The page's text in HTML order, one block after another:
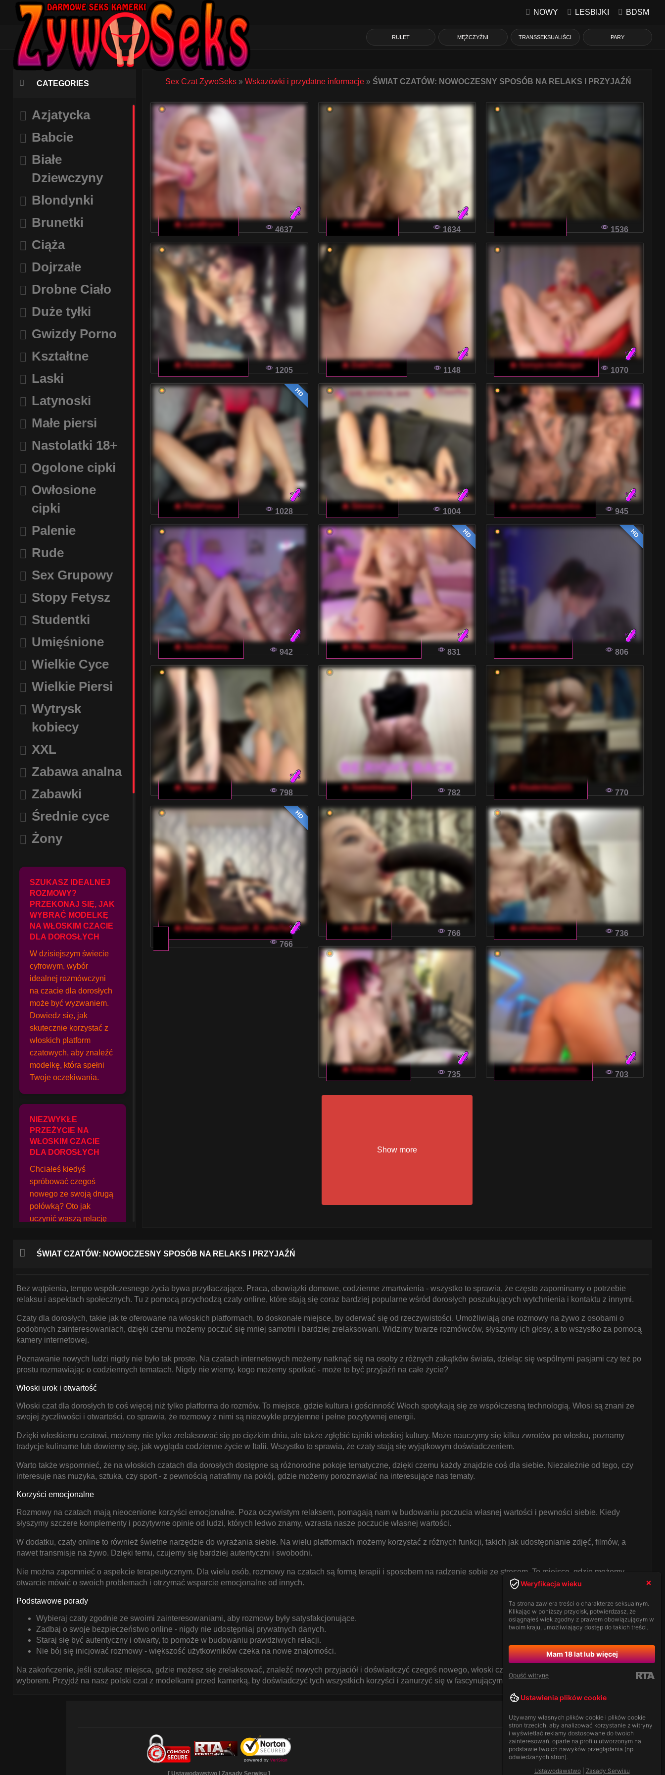
NOWY LESBIJKI BDSM
RULET MĘŻCZYŹNI TRANSSEKSUALIŚCI PARY
CATEGORIES
Azjatycka
Babcie
Białe
Dziewczyny
Blondynki
Brunetki
Ciąża
Dojrzałe
Drobne Ciało
Duże tyłki
Gwizdy Porno
Kształtne
Laski
Latynoski
Małe piersi
Nastolatki 18+
Ogolone cipki
Owłosione
cipki
Palenie
Rude
Sex Grupowy
Stopy Fetysz
Studentki
Umięśnione
Wielkie Cyce
Wielkie Piersi
Wytrysk
kobiecy
XXL
Zabawa analna
Zabawki
Średnie cyce
Żony
SZUKASZ IDEALNEJ
ROZMOWY?
PRZEKONAJ SIĘ, JAK
WYBRAĆ MODELKĘ
NA WŁOSKIM CZACIE
DLA DOROSŁYCH
W dzisiejszym świecie
cyfrowym, wybór
idealnej rozmówczyni
na czacie dla dorosłych
może być wyzwaniem.
Dowiedz się, jak
skutecznie korzystać z
włoskich platform
czatowych, aby znaleźć
modelkę, która spełni
Twoje oczekiwania.
NIEZWYKŁE
PRZEŻYCIE NA
WŁOSKIM CZACIE
DLA DOROSŁYCH
Chciałeś kiedyś
spróbować czegoś
nowego ze swoją drugą
połówką? Oto jak
uczynić waszą relację
włoskiemu czatowi dla
CZAT DLA
DOROSŁYCH
ROZPALĄ KAŻDĄ
ROZMOWĘ?
Włoski czat dla
dorosłych może być
ale jak utrzymać
zainteresowanie
modelki przez dłuższy
czas? Poniżej
wskazówek, jak
zachować dynamikę i
zaangażowanie w
CZAR WŁOSKIEGO
CZATU DLA
DOROSŁYCH
Odkryj, co naprawdę
myślą włoskie modelki o
na czatach dla
dorosłych. Co ich
pociąga, a co odrzuca
rozmów?
Sex Czat ZywoSeks» Wskazówki i przydatne informacje» ŚWIAT CZATÓW: NOWOCZESNY SPOSÓB NA RELAKS I PRZYJAŹŃ
🔥 LaraBrynn
4637
🔥 vattttaaa
1634
🔥 rewuosa
1536
🔥 PickmeBlade
1205
🔥 DablTrable
1148
🔥 Sonya-reallsugar
1070
HD
🔥 PinkFoxya
1028
🔥 Sinner-s
1004
🔥 sashahoneyvice
945
🔥 SexDelivery
942
HD
🔥 Mia_Milasheva
831
HD
🔥 elderberry
806
🔥 Tiger_07
798
🔥 Sweetmeow
782
🔥 Ekaterina2221
770
HD
🔥 AHaHac_HaxpeH_B_yHuTa3
766
🔥 dolly-ll
766
🔥 sexhunters
736
🔥 h3ntai-baby
735
🔥 EvaFashionista
703
Show more
ŚWIAT CZATÓW: NOWOCZESNY SPOSÓB NA RELAKS I PRZYJAŹŃ
Bez wątpienia, tempo współczesnego życia bywa przytłaczające. Praca, obowiązki domowe, codzienne zmartwienia - wszystko to sprawia, że często zapominamy o potrzebie
relaksu i aspektach społecznych. Tu z pomocą przychodzą czaty online, które stają się coraz bardziej popularne wśród dorosłych poszukujących wytchnienia i kontaktu z innymi.
Czaty dla dorosłych, takie jak te oferowane na włoskich platformach, to doskonałe miejsce, by oderwać się od rzeczywistości. Umożliwiają one rozmowy na żywo z osobami o
podobnych zainteresowaniach, dzięki czemu możemy poczuć się mniej samotni i bardziej zrelaksowani. Widzimy twarze rozmówców, słyszymy ich głosy, a to wszystko za pomocą
kamery internetowej.
Poznawanie nowych ludzi nigdy nie było tak proste. Na czatach internetowych możemy natknąć się na osoby z różnych zakątków świata, dzieląc się wspólnymi pasjami czy też po
prostu rozmawiając o codziennych tematach. Nigdy nie wiemy, kogo możemy spotkać - może to być przyjaźń na całe życie?
Włoski urok i otwartość
Włoski czat dla dorosłych to coś więcej niż tylko platforma do rozmów. To miejsce, gdzie kultura i gościnność Włoch spotykają się ze współczesną technologią. Włosi są znani ze
swojej życzliwości i otwartości, co sprawia, że rozmowy z nimi są niezwykle przyjemne i pełne pozytywnej energii.
Dzięki włoskiemu czatowi, możemy nie tylko zrelaksować się po ciężkim dniu, ale także zgłębić tajniki włoskiej kultury. Może nauczymy się kilku zwrotów po włosku, poznamy
tradycje kulinarne lub dowiemy się, jak wygląda codzienne życie w Italii. Wszystko to sprawia, że czaty stają się wyjątkowym doświadczeniem.
Warto także wspomnieć, że na włoskich czatach dla dorosłych dostępne są różnorodne pokoje tematyczne, dzięki czemu każdy znajdzie coś dla siebie. Niezależnie od tego, czy
interesuje nas muzyka, sztuka, czy sport - z pewnością natrafimy na pokój, gdzie możemy porozmawiać na interesujące nas tematy.
Korzyści emocjonalne
Rozmowy na czatach mają nieocenione korzyści emocjonalne. Poza oczywistym relaksem, pomagają nam w budowaniu poczucia własnej wartości i pewności siebie. Kiedy
słyszymy szczere komplementy i pozytywne opinie od ludzi, których ledwo znamy, wzrasta nasze poczucie własnej wartości.
W dodatku, czaty online to również świetne narzędzie do wyrażania siebie. Na wielu platformach możemy korzystać z różnych funkcji, takich jak udostępnianie zdjęć, filmów, a
nawet transmisje na żywo. Dzięki temu, czujemy się bardziej autentyczni i swobodni.
Nie można zapomnieć o aspekcie terapeutycznym. Dla wielu osób, rozmowy na czatach są formą terapii i sposobem na radzenie sobie ze stresem. To miejsce, gdzie możemy
otwarcie mówić o swoich problemach i otrzymać wsparcie emocjonalne od innych.
Podstawowe porady
Wybieraj czaty zgodnie ze swoimi zainteresowaniami, aby rozmowy były satysfakcjonujące.
Zadbaj o swoje bezpieczeństwo online - nigdy nie udostępniaj prywatnych danych.
Staraj się być autentyczny i otwarty, to pomoże w budowaniu prawdziwych relacji.
Nie bój się inicjować rozmowy - większość użytkowników czeka na nowe znajomości.
Na zakończenie, jeśli szukasz miejsca, gdzie możesz się zrelaksować, znaleźć nowych przyjaciół i doświadczyć czegoś nowego, włoski czat dla dorosłych jest doskonałym
wyborem. Przyjdź na nasz polski czat z modelkami przed kamerką, by doświadczyć tych wszystkich korzyści i zanurzyć się w fascynującym świecie rozmów online.
[Ustawodawstwo |Zasady Serwisu ]
Weryfikacja wieku
Ta strona zawiera treści o charakterze seksualnym.
Klikając w poniższy przycisk, potwierdzasz, że
osiągnąłeś wiek zgodny z prawem obowiązującym w
twoim kraju, umożliwiający dostęp do takich treści.
Mam 18 lat lub więcej
Opuść witrynę
Ustawienia plików cookie
Używamy własnych plików cookie i plików cookie
stron trzecich, aby analizować korzystanie z witryny
i wyświetlać reklamy dostosowane do twoich
zainteresowań, oparte na profilu utworzonym na
podstawie twoich nawyków przeglądania (np.
odwiedzanych stron).
Ustawodawstwo| Zasady Serwisu